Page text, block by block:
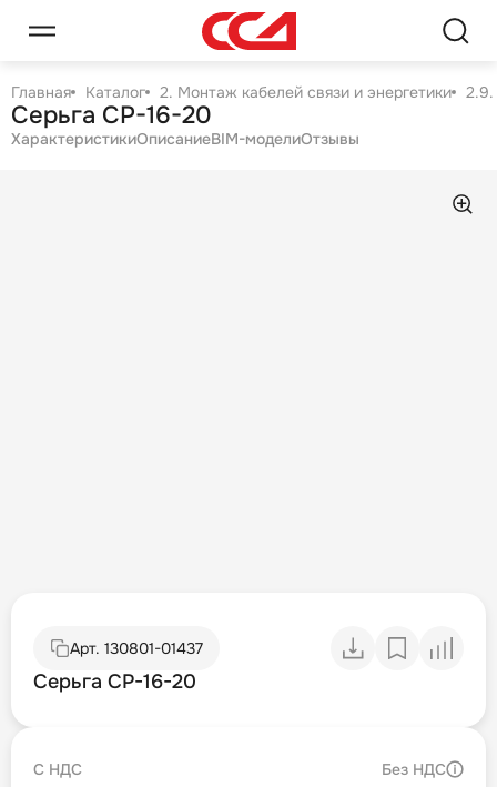
Главная Каталог 2. Монтаж кабелей связи и энергетики 2.9.
Серьга СР-16-20
ХарактеристикиОписаниеBIM-моделиОтзывы
Арт. 130801-01437
Серьга СР-16-20
С НДС Без НДС